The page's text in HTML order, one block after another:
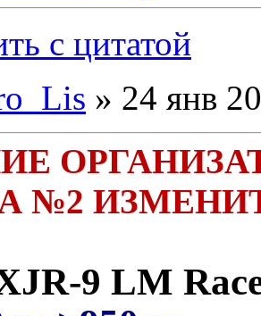
с цитатой
» 24 янв
№2
9 LM